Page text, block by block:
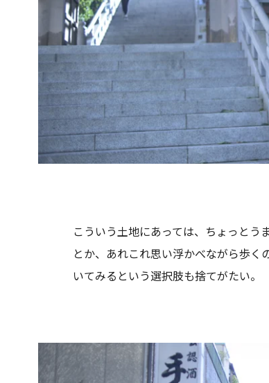
こういう土地にあっては、ちょっとう
とか、あれこれ思い浮かべながら歩
いてみるという選択肢も捨てがたい。